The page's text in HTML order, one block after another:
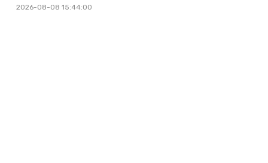
2026-08-08 15:44:00